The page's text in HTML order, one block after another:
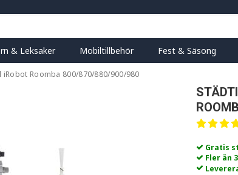
& Leksaker Mobiltillbehör Fest & Säsong
iRobot Roomba 800/870/880/900/980
Gratis
Fler än